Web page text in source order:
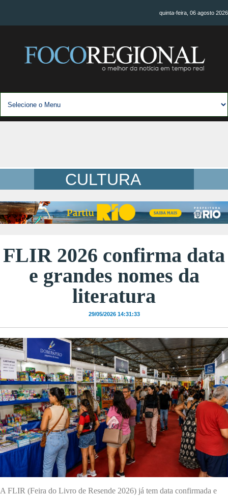
quinta-feira, 06 agosto 2026
CULTURA
FLIR 2026 confirma data
e grandes nomes da
literatura
29/05/2026 14:31:33
A FLIR (Feira do Livro de Resende 2026) já tem data confirmada e